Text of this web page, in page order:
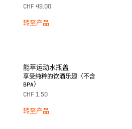
Bewertet mit
5.00
CHF 49.00
转至产品
能萃运动水瓶盖
享受纯粹的饮酒乐趣（不含
BPA）
CHF 1.50
转至产品